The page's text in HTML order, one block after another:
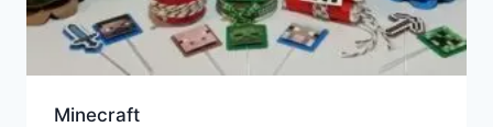
Minecraft